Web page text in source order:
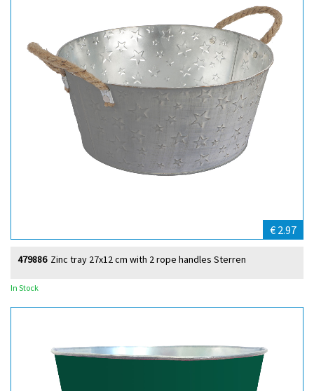
€ 2.97
Zinc tray 27x12 cm with 2 rope handles Sterren
479886
In Stock